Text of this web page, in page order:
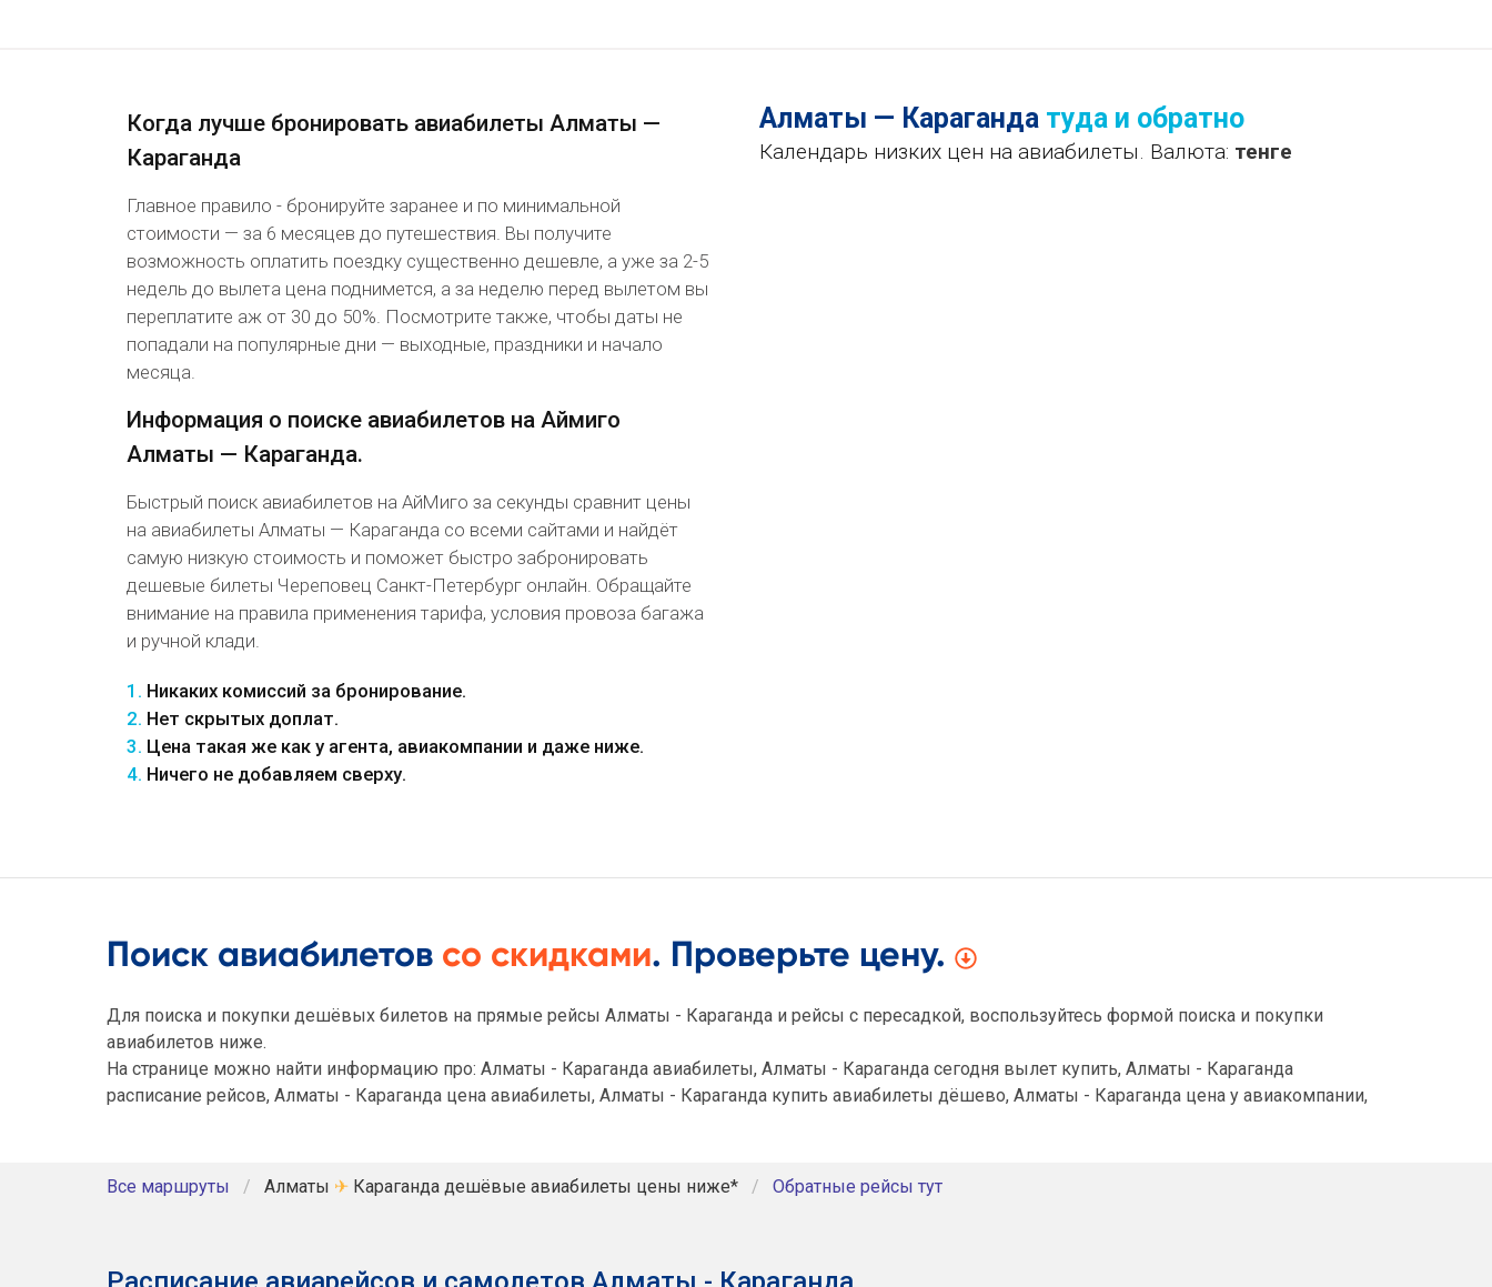
Когда лучше бронировать авиабилеты Алматы —
Караганда
Главное правило - бронируйте заранее и по минимальной
стоимости — за 6 месяцев до путешествия. Вы получите
возможность оплатить поездку существенно дешевле, а уже за 2-5
недель до вылета цена поднимется, а за неделю перед вылетом вы
переплатите аж от 30 до 50%. Посмотрите также, чтобы даты не
попадали на популярные дни — выходные, праздники и начало
месяца.
Информация о поиске авиабилетов на Аймиго
Алматы — Караганда.
Быстрый поиск авиабилетов на АйМиго за секунды сравнит цены
на авиабилеты Алматы — Караганда со всеми сайтами и найдёт
самую низкую стоимость и поможет быстро забронировать
дешевые билеты Череповец Санкт-Петербург онлайн. Обращайте
внимание на правила применения тарифа, условия провоза багажа
и ручной клади.
1. Никаких комиссий за бронирование.
2. Нет скрытых доплат.
3. Цена такая же как у агента, авиакомпании и даже ниже.
4. Ничего не добавляем сверху.
Алматы — Караганда туда и обратно
Календарь низких цен на авиабилеты. Валюта: тенге
Поиск авиабилетов со скидками. Проверьте цену.
Для поиска и покупки дешёвых билетов на прямые рейсы Алматы - Караганда и рейсы с пересадкой, воспользуйтесь формой поиска и покупки
авиабилетов ниже.
На странице можно найти информацию про: Алматы - Караганда авиабилеты, Алматы - Караганда сегодня вылет купить, Алматы - Караганда
расписание рейсов, Алматы - Караганда цена авиабилеты, Алматы - Караганда купить авиабилеты дёшево, Алматы - Караганда цена у авиакомпании,
Все маршруты Алматы ✈ Караганда дешёвые авиабилеты цены ниже* Обратные рейсы тут